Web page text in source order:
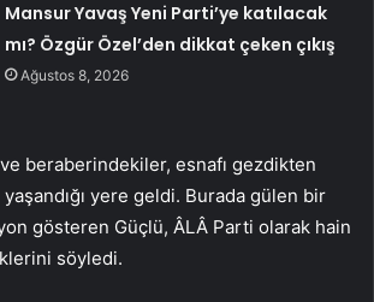
Mansur Yavaş Yeni Parti’ye katılacak
mı? Özgür Özel’den dikkat çeken çıkış
Ağustos 8, 2026
beraberindekiler, esnafı gezdikten
yaşandığı yere geldi. Burada gülen bir
gösteren Güçlü, ÂLÂ Parti olarak hain
söyledi.